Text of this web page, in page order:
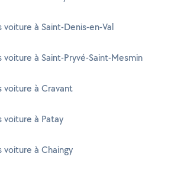
voiture à Saint-Denis-en-Val
voiture à Saint-Pryvé-Saint-Mesmin
voiture à Cravant
voiture à Patay
voiture à Chaingy